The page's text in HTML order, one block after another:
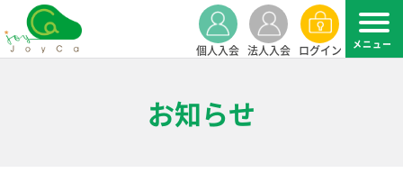
個人入会 法人入会 ログイン
お知らせ